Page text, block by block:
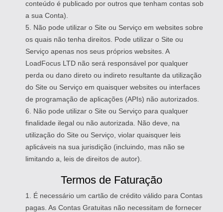
conteúdo é publicado por outros que tenham contas sob
a sua Conta).
5. Não pode utilizar o Site ou Serviço em websites sobre
os quais não tenha direitos. Pode utilizar o Site ou
Serviço apenas nos seus próprios websites. A
LoadFocus LTD não será responsável por qualquer
perda ou dano direto ou indireto resultante da utilização
do Site ou Serviço em quaisquer websites ou interfaces
de programação de aplicações (APIs) não autorizados.
6. Não pode utilizar o Site ou Serviço para qualquer
finalidade ilegal ou não autorizada. Não deve, na
utilização do Site ou Serviço, violar quaisquer leis
aplicáveis na sua jurisdição (incluindo, mas não se
limitando a, leis de direitos de autor).
Termos de Faturação
1. É necessário um cartão de crédito válido para Contas
pagas. As Contas Gratuitas não necessitam de fornecer